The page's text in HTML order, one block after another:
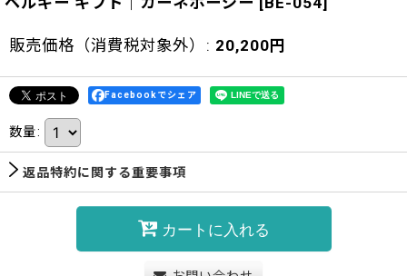
販売価格（消費税対象外） : 20,200 円
Facebookでシェア
数量:
返品特約に関する重要事項
カートに入れる